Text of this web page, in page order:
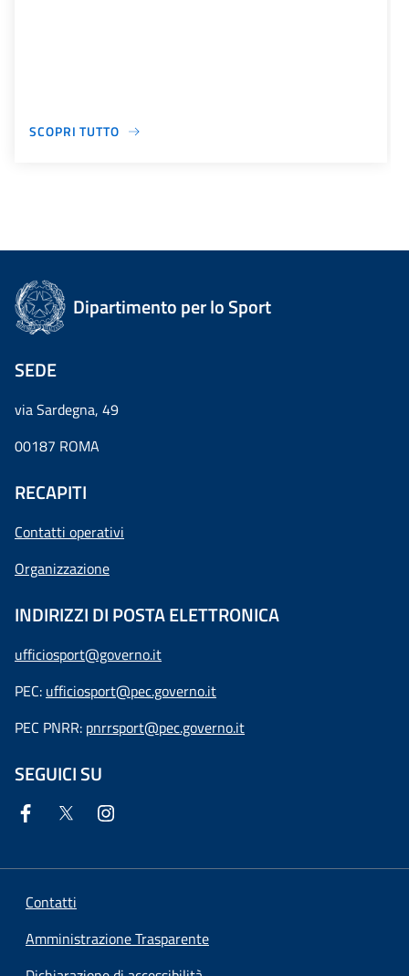
SCOPRI TUTTO
Dipartimento per lo Sport
SEDE
via Sardegna, 49
00187 ROMA
RECAPITI
Contatti operativi
Organizzazione
INDIRIZZI DI POSTA ELETTRONICA
ufficiosport@governo.it
PEC: ufficiosport@pec.governo.it
PEC PNRR: pnrrsport@pec.governo.it
SEGUICI SU
Contatti
Amministrazione Trasparente